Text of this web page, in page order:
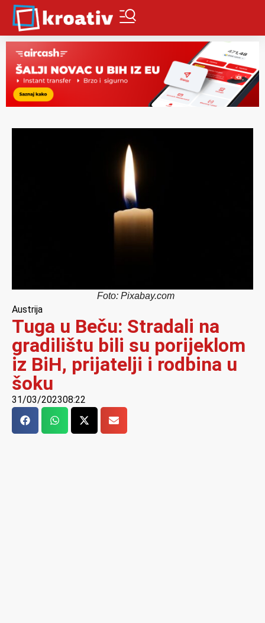
Foto: Pixabay.com
Austrija
Tuga u Beču: Stradali na
gradilištu bili su porijeklom
iz BiH, prijatelji i rodbina u
šoku
31/03/202308:22